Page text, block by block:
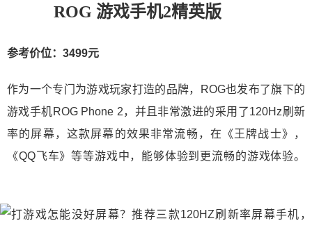
ROG 游戏手机2精英版
参考价位：3499元
作为一个专门为游戏玩家打造的品牌，ROG也发布了旗下的
游戏手机ROG Phone 2，并且非常激进的采用了120Hz刷新
率的屏幕，这款屏幕的效果非常流畅，在《王牌战士》，
《QQ飞车》等等游戏中，能够体验到更流畅的游戏体验。